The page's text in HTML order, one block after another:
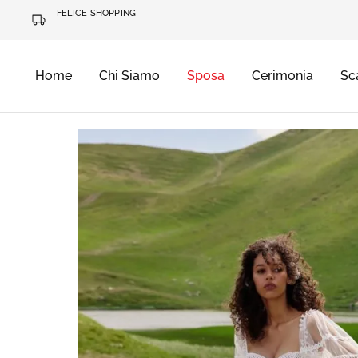
FELICE SHOPPING
Home Chi Siamo Sposa Cerimonia